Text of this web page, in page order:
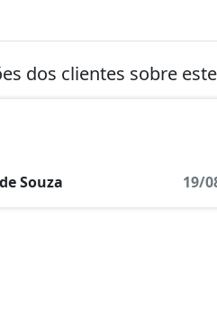
dos clientes sobre
Souza
19/